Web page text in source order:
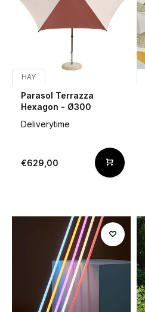
HAY
Parasol Terrazza
Hexagon - Ø300
Deliverytime
€629,00